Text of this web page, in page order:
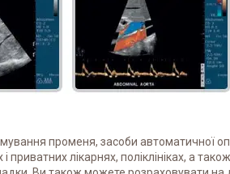
променя, засоби автоматичної
лікарнях, поліклініках, а